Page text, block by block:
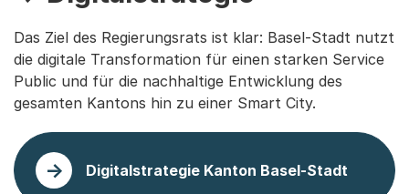
Das Ziel des Regierungsrats ist klar: Basel-Stadt nutzt
die digitale Transformation für einen starken Service
Public und für die nachhaltige Entwicklung des
gesamten Kantons hin zu einer Smart City.
Digitalstrategie Kanton Basel-Stadt